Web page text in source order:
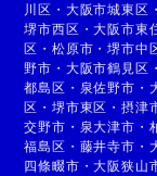
川区 ・ 大阪市城東区
堺市西区 ・大阪市東
区 ・松原市 ・堺市中
野市 ・ 大阪市鶴見区
都島区 ・ 泉佐野市 ・
区 ・堺市東区 ・摂津
交野市 ・ 泉大津市 ・
福島区 ・ 藤井寺市 ・
四條畷市 ・大阪狭山